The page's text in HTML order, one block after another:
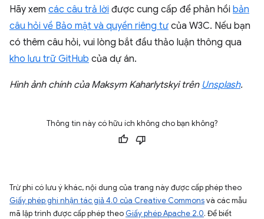
Hãy xem các câu trả lời được cung cấp để phản hồi bản
câu hỏi về Bảo mật và quyền riêng tư của W3C. Nếu bạn
có thêm câu hỏi, vui lòng bắt đầu thảo luận thông qua
kho lưu trữ GitHub của dự án.
Hình ảnh chính của Maksym Kaharlytskyi trên Unsplash.
Thông tin này có hữu ích không cho bạn không?
Trừ phi có lưu ý khác, nội dung của trang này được cấp phép theo
Giấy phép ghi nhận tác giả 4.0 của Creative Commonsvà các mẫu
mã lập trình được cấp phép theo Giấy phép Apache 2.0. Để biết